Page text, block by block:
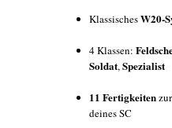
KlassischesW20-
4 Klassen:
Soldat,Spezialist
11 Fertigkeiten
deines SC